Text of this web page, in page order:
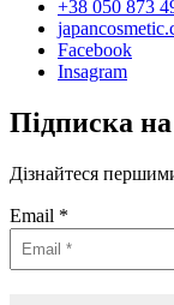
+38 050 873
Facebook
Insagram
Підписка
Дізнайтеся
Email *